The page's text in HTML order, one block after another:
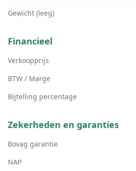
Gewicht (leeg)
Financieel
Verkoopprijs
BTW / Marge
Bijtelling percentage
Zekerheden en garanties
Bovag garantie
NAP